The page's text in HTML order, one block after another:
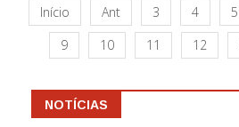
Início Ant 3 4 5
9
10 11 12
NOTÍCIAS